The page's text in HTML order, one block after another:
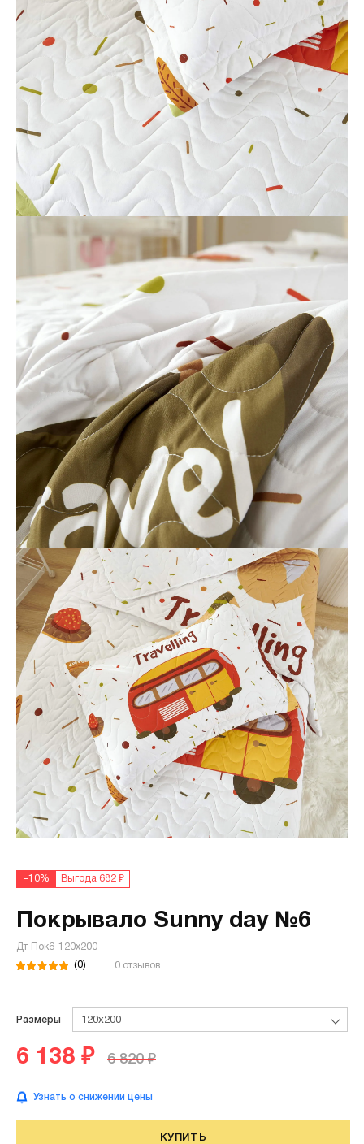
–10% Выгода 682 ₽
Покрывало Sunny day №6
Дт-Пок6-120х200
(0) 0 отзывов
Размеры 120х200
6 138 ₽ 6 820 ₽
Узнать о снижении цены
КУПИТЬ